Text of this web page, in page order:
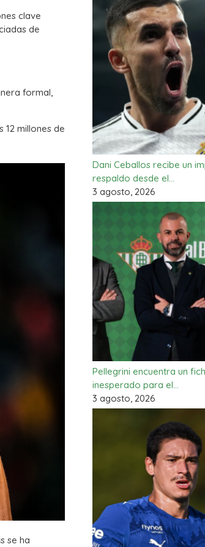
clave
de
formal,
millones de
se ha
Dani Ceballos recibe un
respaldo desde el…
3 agosto, 2026
Pellegrini encuentra un
inesperado para el…
3 agosto, 2026